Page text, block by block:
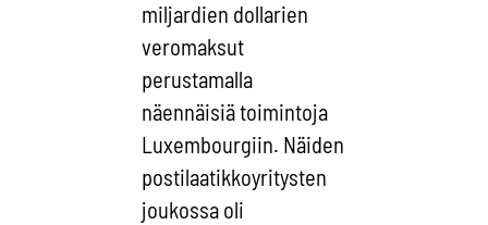
miljardien dollarien
veromaksut
perustamalla
näennäisiä toimintoja
Luxembourgiin. Näiden
postilaatikkoyritysten
joukossa oli